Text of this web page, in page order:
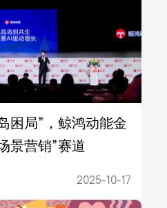
困局”，鲸鸿动能金
景营销”赛道
2025-10-17